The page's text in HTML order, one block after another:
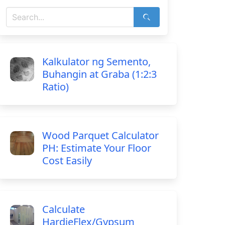
Kalkulator ng Semento,
Buhangin at Graba (1:2:3
Ratio)
Wood Parquet Calculator
PH: Estimate Your Floor
Cost Easily
Calculate
HardieFlex/Gypsum